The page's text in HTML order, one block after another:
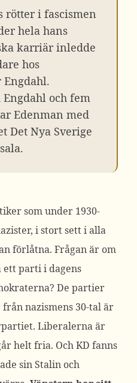
rötter i fascismen
hela hans
karriär inledde
hos
Engdahl.
och fem
Edenman med
Det Nya Sverige
som under 1930-
i stort sett i alla
förlåtna. Frågan är om
parti i dagens
De partier
nazismens 30-tal är
Liberalerna är
helt fria. Och KD fanns
sin Stalin och